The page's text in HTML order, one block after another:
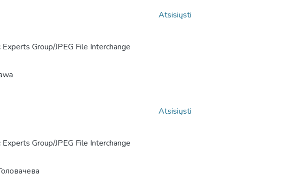
Group/JPEG File Interchange
Atsisiųsti
Group/JPEG File Interchange
Atsisiųsti